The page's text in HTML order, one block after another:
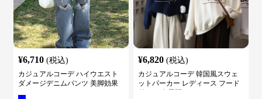
¥6,710 (税込)
カジュアルコーデ ハイウエスト
ダメージデニムパンツ 美脚効果
¥6,820 (税込)
カジュアルコーデ 韓国風スウェ
ットパーカー レディース フード